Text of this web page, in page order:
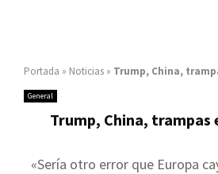
Portada » Noticias » Trump, China,
General
Trump, China, trampas
«Sería otro error que Europa